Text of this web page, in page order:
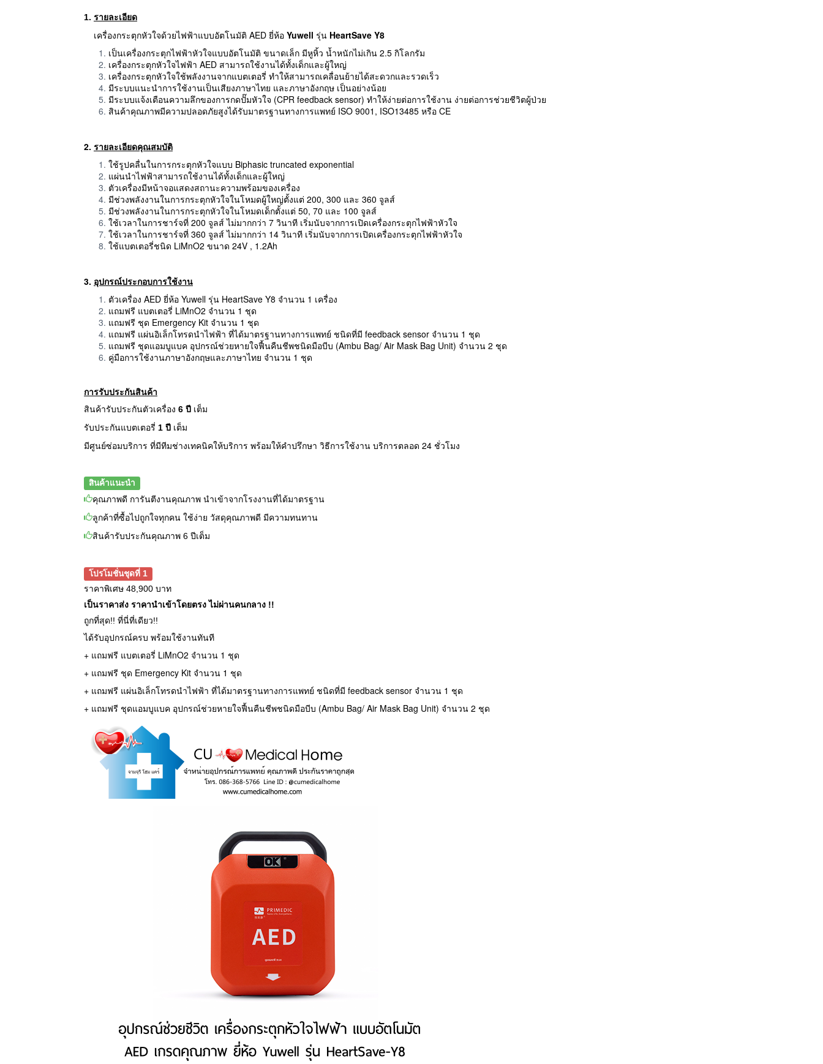
1. รายละเอียด
เครื่องกระตุกหัวใจด้วยไฟฟ้าแบบอัตโนมัติ AED ยี่ห้อ Yuwell รุ่น HeartSave Y8
เป็นเครื่องกระตุกไฟฟ้าหัวใจแบบอัตโนมัติ ขนาดเล็ก มีหูหิ้ว น้ำหนักไม่เกิน 2.5 กิโลกรัม
เครื่องกระตุกหัวใจไฟฟ้า AED สามารถใช้งานได้ทั้งเด็กและผู้ใหญ่
เครื่องกระตุกหัวใจใช้พลังงานจากแบตเตอรี่ ทำให้สามารถเคลื่อนย้ายได้สะดวกและรวดเร็ว
มีระบบแนะนำการใช้งานเป็นเสียงภาษาไทย และภาษาอังกฤษ เป็นอย่างน้อย
มีระบบแจ้งเตือนความลึกของการกดปั๊มหัวใจ (CPR feedback sensor) ทำให้ง่ายต่อการใช้งาน ง่ายต่อการช่วยชีวิตผู้ป่วย
สินค้าคุณภาพมีความปลอดภัยสูงได้รับมาตรฐานทางการแพทย์ ISO 9001, ISO13485 หรือ CE
2. รายละเอียดคุณสมบัติ
ใช้รูปคลื่นในการกระตุกหัวใจแบบ Biphasic truncated exponential
แผ่นนำไฟฟ้าสามารถใช้งานได้ทั้งเด็กและผู้ใหญ่
ตัวเครื่องมีหน้าจอแสดงสถานะความพร้อมของเครื่อง
มีช่วงพลังงานในการกระตุกหัวใจในโหมดผู้ใหญ่ตั้งแต่ 200, 300 และ 360 จูลส์
มีช่วงพลังงานในการกระตุกหัวใจในโหมดเด็กตั้งแต่ 50, 70 และ 100 จูลส์
ใช้เวลาในการชาร์จที่ 200 จูลส์ ไม่มากกว่า 7 วินาที เริ่มนับจากการเปิดเครื่องกระตุกไฟฟ้าหัวใจ
ใช้เวลาในการชาร์จที่ 360 จูลส์ ไม่มากกว่า 14 วินาที เริ่มนับจากการเปิดเครื่องกระตุกไฟฟ้าหัวใจ
ใช้แบตเตอรี่ชนิด LiMnO2 ขนาด 24V , 1.2Ah
3. อุปกรณ์ประกอบการใช้งาน
ตัวเครื่อง AED ยี่ห้อ Yuwell รุ่น HeartSave Y8 จำนวน 1 เครื่อง
แถมฟรี แบตเตอรี่ LiMnO2 จำนวน 1 ชุด
แถมฟรี ชุด Emergency Kit จำนวน 1 ชุด
แถมฟรี แผ่นอิเล็กโทรดนำไฟฟ้า ที่ได้มาตรฐานทางการแพทย์ ชนิดที่มี feedback sensor จำนวน 1 ชุด
แถมฟรี ชุดแอมบูแบค อุปกรณ์ช่วยหายใจฟื้นคืนชีพชนิดมือบีบ (Ambu Bag/ Air Mask Bag Unit) จำนวน 2 ชุด
คู่มือการใช้งานภาษาอังกฤษและภาษาไทย จำนวน 1 ชุด
การรับประกันสินค้า
สินค้ารับประกันตัวเครื่อง 6 ปี เต็ม
รับประกันแบตเตอรี่ 1 ปี เต็ม
มีศูนย์ซ่อมบริการ ที่มีทีมช่างเทคนิคให้บริการ พร้อมให้คำปรึกษา วิธีการใช้งาน บริการตลอด 24 ชั่วโมง
สินค้าแนะนำ
คุณภาพดี การันตีงานคุณภาพ นำเข้าจากโรงงานที่ได้มาตรฐาน
ลูกค้าที่ซื้อไปถูกใจทุกคน ใช้ง่าย วัสดุคุณภาพดี มีความทนทาน
สินค้ารับประกันคุณภาพ 6 ปีเต็ม
โปรโมชั่นชุดที่ 1
ราคาพิเศษ 48,900 บาท
เป็นราคาส่ง ราคานำเข้าโดยตรง ไม่ผ่านคนกลาง !!
ถูกที่สุด!! ที่นี่ที่เดียว!!
ได้รับอุปกรณ์ครบ พร้อมใช้งานทันที
+ แถมฟรี แบตเตอรี่ LiMnO2 จำนวน 1 ชุด
+ แถมฟรี ชุด Emergency Kit จำนวน 1 ชุด
+ แถมฟรี แผ่นอิเล็กโทรดนำไฟฟ้า ที่ได้มาตรฐานทางการแพทย์ ชนิดที่มี feedback sensor จำนวน 1 ชุด
+ แถมฟรี ชุดแอมบูแบค อุปกรณ์ช่วยหายใจฟื้นคืนชีพชนิดมือบีบ (Ambu Bag/ Air Mask Bag Unit) จำนวน 2 ชุด